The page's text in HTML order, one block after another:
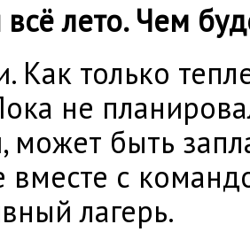
лето. Чем
Как только
не
может быть
вместе с
лагерь.